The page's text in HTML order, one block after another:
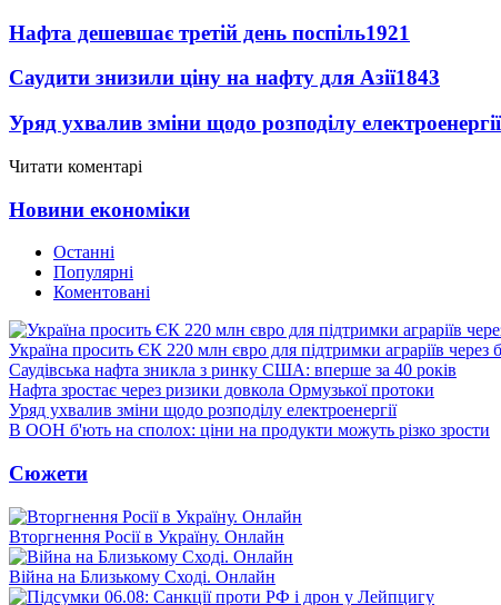
Нафта дешевшає третій день поспіль1921
Саудити знизили ціну на нафту для Азії1843
Уряд ухвалив зміни щодо розподілу електроенергії
Читати коментарі
Новини економіки
Останні
Популярні
Коментовані
Україна просить ЄК 220 млн євро для підтримки аграріїв через
Саудівська нафта зникла з ринку США: вперше за 40 років
Нафта зростає через ризики довкола Ормузької протоки
Уряд ухвалив зміни щодо розподілу електроенергії
В ООН б'ють на сполох: ціни на продукти можуть різко зрости
Сюжети
Вторгнення Росії в Україну. Онлайн
Війна на Близькому Сході. Онлайн